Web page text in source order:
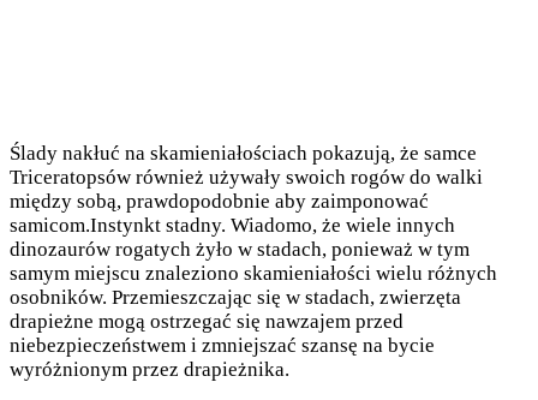
Ślady nakłuć na skamieniałościach pokazują, że samce
Triceratopsów również używały swoich rogów do walki
między sobą, prawdopodobnie aby zaimponować
samicom.Instynkt stadny. Wiadomo, że wiele innych
dinozaurów rogatych żyło w stadach, ponieważ w tym
samym miejscu znaleziono skamieniałości wielu różnych
osobników. Przemieszczając się w stadach, zwierzęta
drapieżne mogą ostrzegać się nawzajem przed
niebezpieczeństwem i zmniejszać szansę na bycie
wyróżnionym przez drapieżnika.